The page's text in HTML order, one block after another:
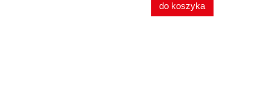
do koszyka